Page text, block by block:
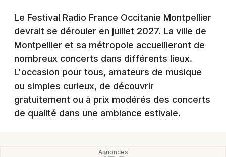
Concerts
Sports
Soirées
Sorties famille
Expos
Nice
Paris
Strasbourg
Toulouse
Toutes les villes
Le Festival Radio France Occitanie Montpellier
devrait se dérouler en juillet 2027. La ville de
Montpellier et sa métropole accueilleront de
nombreux concerts dans différents lieux.
L'occasion pour tous, amateurs de musique
ou simples curieux, de découvrir
gratuitement ou à prix modérés des concerts
de qualité dans une ambiance estivale.